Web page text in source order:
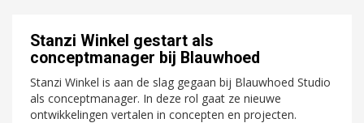
Stanzi Winkel gestart als
conceptmanager bij Blauwhoed
Stanzi Winkel is aan de slag gegaan bij Blauwhoed Studio
als conceptmanager. In deze rol gaat ze nieuwe
ontwikkelingen vertalen in concepten en projecten.